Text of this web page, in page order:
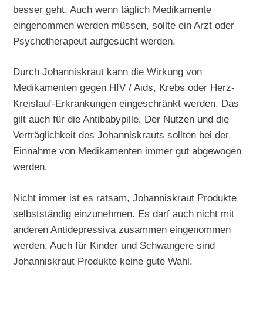
besser geht. Auch wenn täglich Medikamente
eingenommen werden müssen, sollte ein Arzt oder
Psychotherapeut aufgesucht werden.
Durch Johanniskraut kann die Wirkung von
Medikamenten gegen HIV / Aids, Krebs oder Herz-
Kreislauf-Erkrankungen eingeschränkt werden. Das
gilt auch für die Antibabypille. Der Nutzen und die
Verträglichkeit des Johanniskrauts sollten bei der
Einnahme von Medikamenten immer gut abgewogen
werden.
Nicht immer ist es ratsam, Johanniskraut Produkte
selbstständig einzunehmen. Es darf auch nicht mit
anderen Antidepressiva zusammen eingenommen
werden. Auch für Kinder und Schwangere sind
Johanniskraut Produkte keine gute Wahl.